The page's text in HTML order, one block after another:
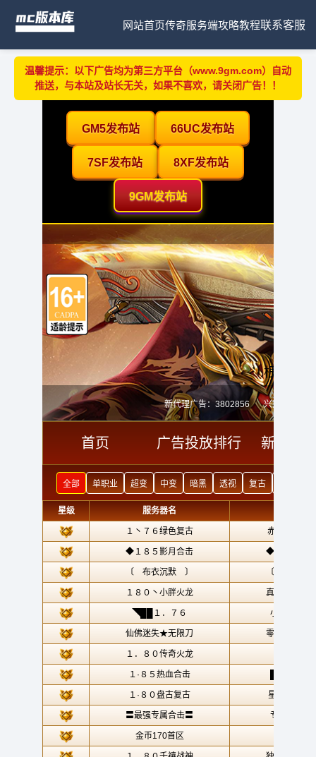
网站首页传奇服务端攻略教程联系客服
温馨提示：以下广告均为第三方平台（www.9gm.com）自动
推送，与本站及站长无关，如果不喜欢，请关闭广告！！